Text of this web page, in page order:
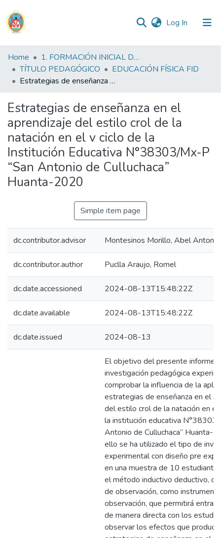
Log In (current)
Communities
&
Collections
Statistics
Reglamento
Formatos
Home
1. FORMACIÓN INICIAL DOCENTE
TÍTULO PEDAGÓGICO
EDUCACIÓN FÍSICA FID
Estrategias de enseñanza en el aprendizaje del estilo crol de la natación en el v ciclo de la Institución Educativa N°38303/Mx-P “San Antonio de Culluchaca” Huanta-2020
Estrategias de enseñanza en el
aprendizaje del estilo crol de la
natación en el v ciclo de la
Institución Educativa N°38303/Mx-P
“San Antonio de Culluchaca”
Huanta-2020
Simple item page
dc.contributor.advisor Montesinos Morillo, Abel Antonio
dc.contributor.author Puclla Araujo, Romel
dc.date.accessioned 2024-08-13T15:48:22Z
dc.date.available 2024-08-13T15:48:22Z
dc.date.issued 2024-08-13
El objetivo del presente informe
investigación pedagógica
comprobar la influencia de la
estrategias de enseñanza en el
del estilo crol de la natación en el
la institución educativa N°38303/
Antonio de Culluchaca” Huanta-
ello se ha utilizado el tipo de
experimental con diseño pre
en una muestra de 10
el método inductivo deductivo,
de observación, como
observación, que permitirá entrar
de manera directa con los
observar los efectos que